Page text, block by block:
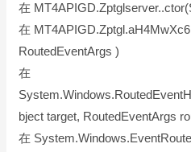
在
在
RoutedEventArgs )
在
bject target, RoutedEventArgs
在